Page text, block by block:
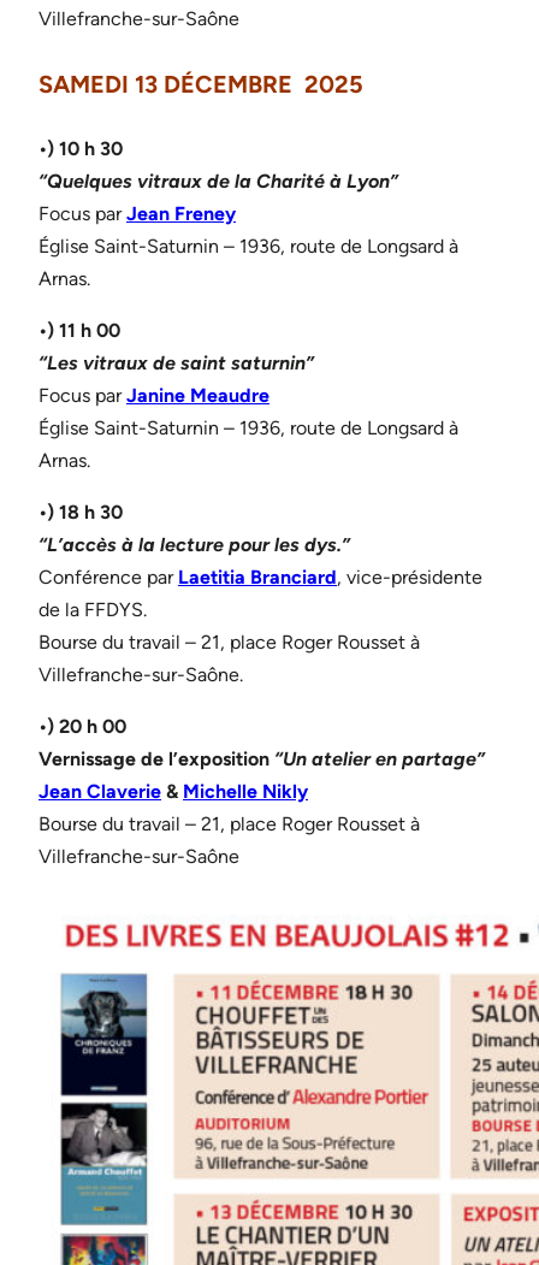
Villefranche-sur-Saône
SAMEDI 13 DÉCEMBRE 2025
•) 10 h 30
“Quelques vitraux de la Charité à Lyon”
Focus parJean Freney
Église Saint-Saturnin – 1936, route de Longsard à
Arnas.
•) 11 h 00
“Les vitraux de saint saturnin”
Focus parJanine Meaudre
Église Saint-Saturnin – 1936, route de Longsard à
Arnas.
•) 18 h 30
“L’accès à la lecture pour les dys.”
Conférence par Laetitia Branciard, vice-présidente
de la FFDYS.
Bourse du travail – 21, place Roger Rousset à
Villefranche-sur-Saône.
•) 20 h 00
Vernissage de l’exposition “Un atelier en partage”
Jean Claverie & Michelle Nikly
Bourse du travail – 21, place Roger Rousset à
Villefranche-sur-Saône